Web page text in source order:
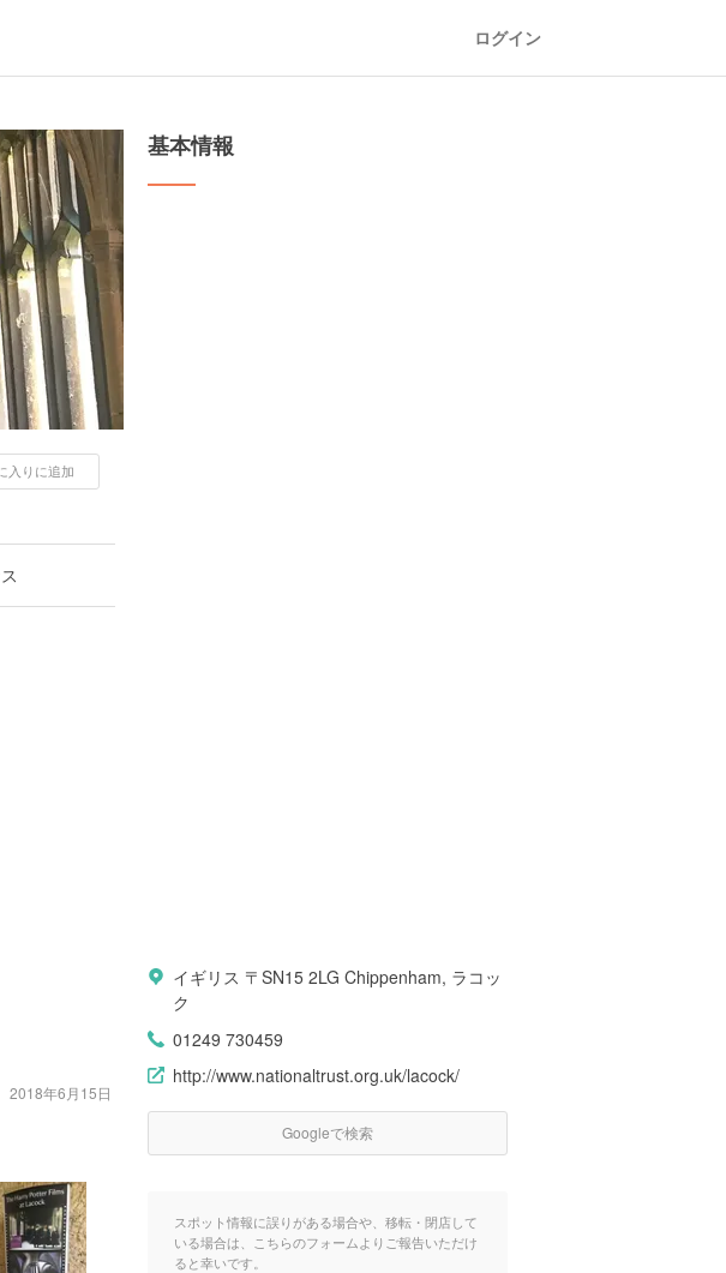
ログイン
入りに追加
2018年6月15日
基本情報
イギリス 〒SN15 2LG Chippenham, ラコッ
ク
01249 730459
http://www.nationaltrust.org.uk/lacock/
Googleで検索
スポット情報に誤りがある場合や、移転・閉店して
いる場合は、こちらのフォームよりご報告いただけ
ると幸いです。